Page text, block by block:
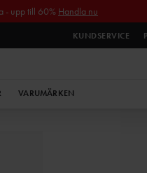
- upp till 60% Handla nu
KUNDSERVICE
VARUMÄRKEN